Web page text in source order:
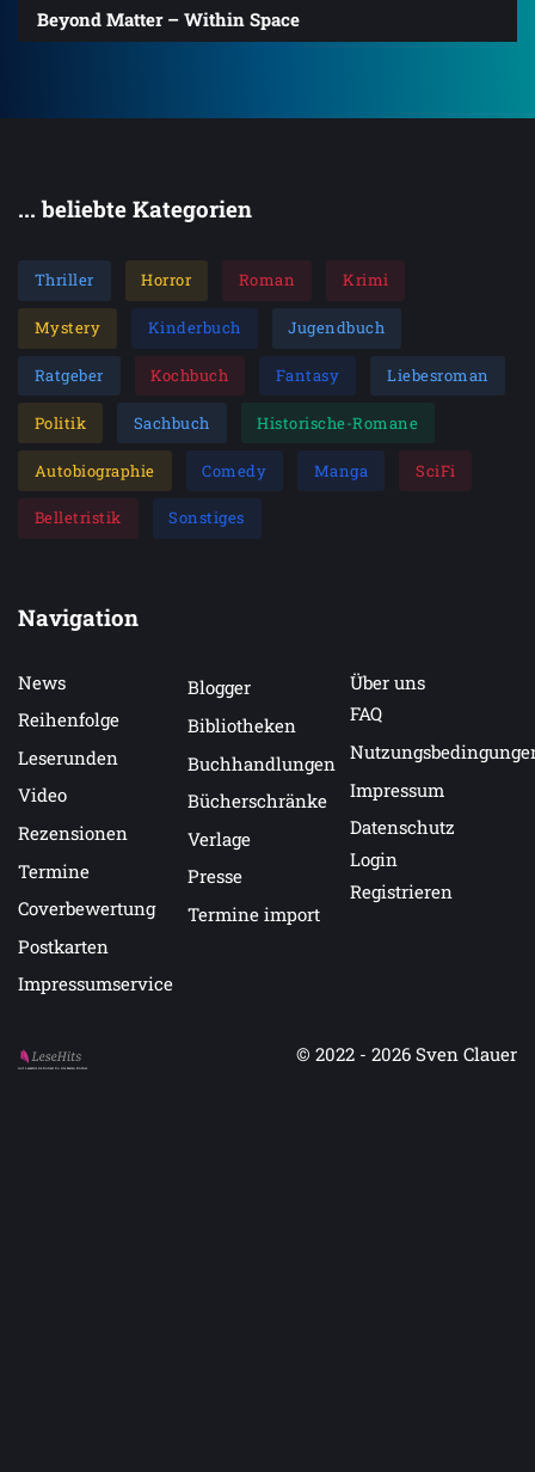
Beyond Matter – Within Space
... beliebte Kategorien
Thriller Horror Roman Krimi
Mystery Kinderbuch Jugendbuch
Ratgeber Kochbuch Fantasy Liebesroman
Politik Sachbuch Historische-Romane
Autobiographie Comedy Manga SciFi
Belletristik Sonstiges
Navigation
News
Reihenfolge
Leserunden
Video
Rezensionen
Termine
Coverbewertung
Postkarten
Impressumservice
Blogger
Bibliotheken
Buchhandlungen
Bücherschränke
Verlage
Presse
Termine import
Über uns
FAQ
Impressum
Datenschutz
Login
Registrieren
Auf LeseHits.de findest Du die besten Bücher.
© 2022 - 2026 Sven Clauer